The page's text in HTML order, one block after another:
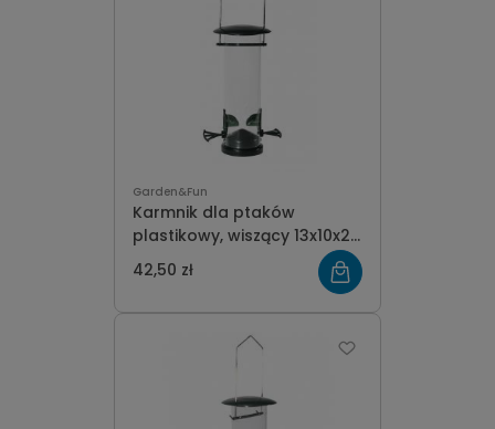
Garden&Fun
Karmnik dla ptaków
plastikowy, wiszący 13x10x22
cm
42,50 zł